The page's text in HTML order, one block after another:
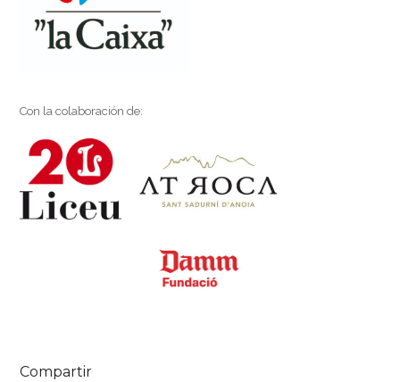
Con la colaboración de:
Compartir